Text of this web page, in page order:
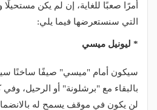
أمرًا صعبًا للغاية، إن لم يكن
التي سنستعرضها فيما يلي:
* ليونيل ميسي
سيكون أمام "ميسي" صيفًا ساخنًا
بالبقاء مع "برشلونة" أو الرحيل، وفي
لن يكون في موقف يسمح له